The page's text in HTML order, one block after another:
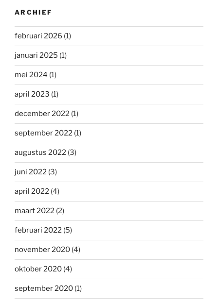
ARCHIEF
februari 2026 (1)
januari 2025 (1)
mei 2024 (1)
april 2023 (1)
december 2022 (1)
september 2022 (1)
augustus 2022 (3)
juni 2022 (3)
april 2022 (4)
maart 2022 (2)
februari 2022 (5)
november 2020 (4)
oktober 2020 (4)
september 2020 (1)